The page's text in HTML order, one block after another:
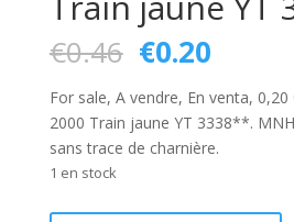
€0.46 Le
prix
initial
était :
€0.46.
€0.20Le
actuel
est :
€0.20.
For sale, A vendre, En venta,
2000 Train jaune YT 3338**.
sans trace de charnière.
1 en stock